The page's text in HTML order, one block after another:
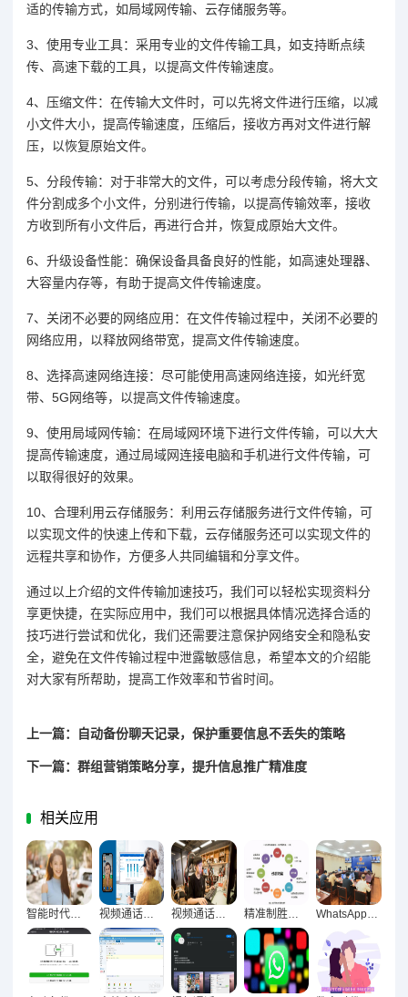
适的传输方式，如局域网传输、云存储服务等。
3、使用专业工具：采用专业的文件传输工具，如支持断点续
传、高速下载的工具，以提高文件传输速度。
4、压缩文件：在传输大文件时，可以先将文件进行压缩，以减
小文件大小，提高传输速度，压缩后，接收方再对文件进行解
压，以恢复原始文件。
5、分段传输：对于非常大的文件，可以考虑分段传输，将大文
件分割成多个小文件，分别进行传输，以提高传输效率，接收
方收到所有小文件后，再进行合并，恢复成原始大文件。
6、升级设备性能：确保设备具备良好的性能，如高速处理器、
大容量内存等，有助于提高文件传输速度。
7、关闭不必要的网络应用：在文件传输过程中，关闭不必要的
网络应用，以释放网络带宽，提高文件传输速度。
8、选择高速网络连接：尽可能使用高速网络连接，如光纤宽
带、5G网络等，以提高文件传输速度。
9、使用局域网传输：在局域网环境下进行文件传输，可以大大
提高传输速度，通过局域网连接电脑和手机进行文件传输，可
以取得很好的效果。
10、合理利用云存储服务：利用云存储服务进行文件传输，可
以实现文件的快速上传和下载，云存储服务还可以实现文件的
远程共享和协作，方便多人共同编辑和分享文件。
通过以上介绍的文件传输加速技巧，我们可以轻松实现资料分
享更快捷，在实际应用中，我们可以根据具体情况选择合适的
技巧进行尝试和优化，我们还需要注意保护网络安全和隐私安
全，避免在文件传输过程中泄露敏感信息，希望本文的介绍能
对大家有所帮助，提高工作效率和节省时间。
上一篇：自动备份聊天记录，保护重要信息不丢失的策略
下一篇：群组营销策略分享，提升信息推广精准度
相关应用
智能时代聊天列表自动整理的高效革命 视频通话画质跃升秘籍，远程沟通顺畅无阻的终极指南 视频通话与语音消息优化技巧，让沟通更顺畅 精准制胜，群组营销策略深度实践指南 WhatsApp多设备同步终极指南，实现聊天无缝衔接